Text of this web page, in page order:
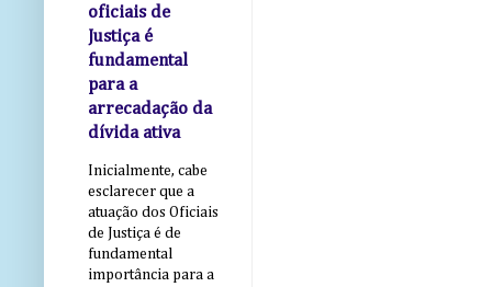
oficiais de
Justiça é
fundamental
para a
arrecadação da
dívida ativa
Inicialmente, cabe
esclarecer que a
atuação dos Oficiais
de Justiça é de
fundamental
importância para a